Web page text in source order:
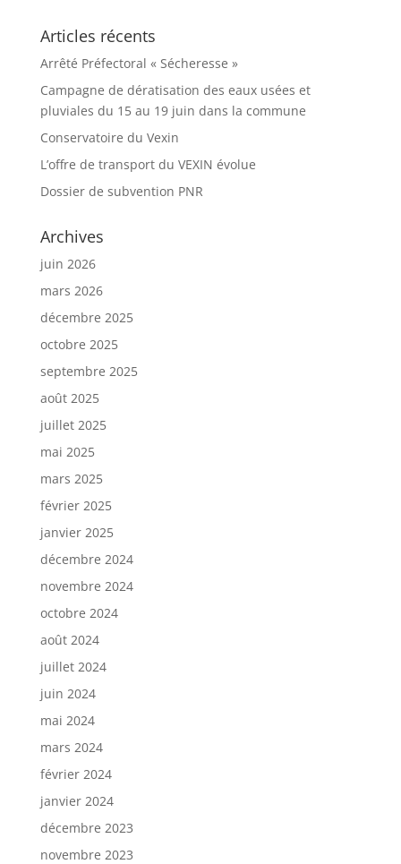
Articles récents
Arrêté Préfectoral « Sécheresse »
Campagne de dératisation des eaux usées et
pluviales du 15 au 19 juin dans la commune
Conservatoire du Vexin
L’offre de transport du VEXIN évolue
Dossier de subvention PNR
Archives
juin 2026
mars 2026
décembre 2025
octobre 2025
septembre 2025
août 2025
juillet 2025
mai 2025
mars 2025
février 2025
janvier 2025
décembre 2024
novembre 2024
octobre 2024
août 2024
juillet 2024
juin 2024
mai 2024
mars 2024
février 2024
janvier 2024
décembre 2023
novembre 2023